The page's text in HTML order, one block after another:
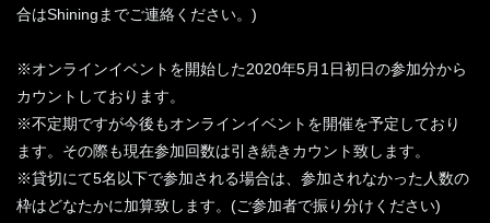
合はShiningまでご連絡ください。)
※オンラインイベントを開始した2020年5月1日初日の参加分から
カウントしております。
※不定期ですが今後もオンラインイベントを開催を予定しており
ます。その際も現在参加回数は引き続きカウント致します。
※貸切にて5名以下で参加される場合は、参加されなかった人数の
枠はどなたかに加算致します。(ご参加者で振り分けください)